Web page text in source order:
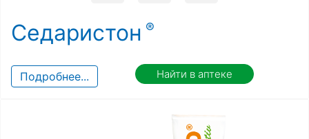
Седаристон
Найти в аптеке
Подробнее...